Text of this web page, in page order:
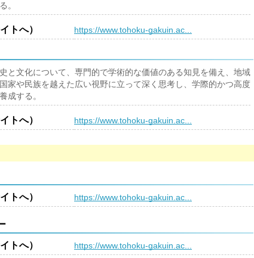
。
トへ） https://www.tohoku-gakuin.ac...
と文化について、専門的で学術的な価値のある知見を備え、地域
家や民族を越えた広い視野に立って深く思考し、学際的かつ高度
成する。
トへ） https://www.tohoku-gakuin.ac...
トへ） https://www.tohoku-gakuin.ac...
トへ） https://www.tohoku-gakuin.ac...